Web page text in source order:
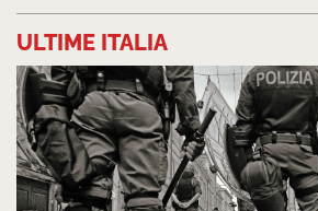
ULTIME ITALIA